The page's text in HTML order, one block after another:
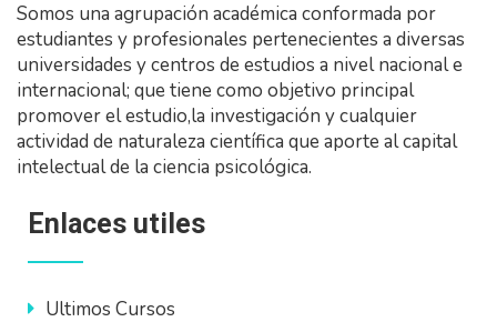
Somos una agrupación académica conformada por
estudiantes y profesionales pertenecientes a diversas
universidades y centros de estudios a nivel nacional e
internacional; que tiene como objetivo principal
promover el estudio,la investigación y cualquier
actividad de naturaleza científica que aporte al capital
intelectual de la ciencia psicológica.
Enlaces utiles
Ultimos Cursos